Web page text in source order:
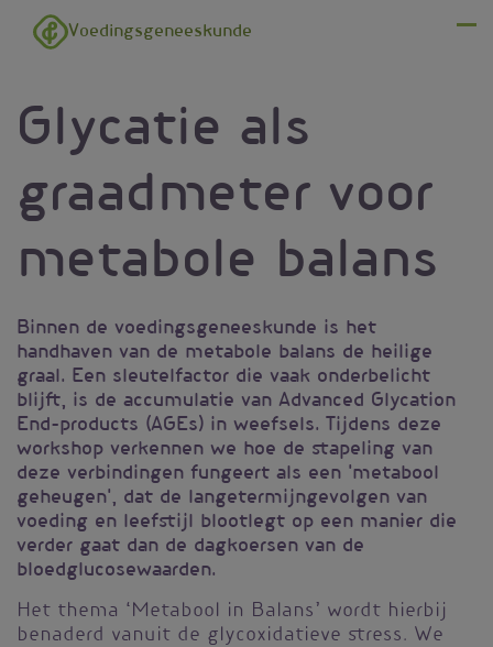
Overslaan en naar de inhoud gaan
Voedingsgeneeskunde
Glycatie als
graadmeter voor
metabole balans
Binnen de voedingsgeneeskunde is het
handhaven van de metabole balans de heilige
graal. Een sleutelfactor die vaak onderbelicht
blijft, is de accumulatie van Advanced Glycation
End-products (AGEs) in weefsels. Tijdens deze
workshop verkennen we hoe de stapeling van
deze verbindingen fungeert als een 'metabool
geheugen', dat de langetermijngevolgen van
voeding en leefstijl blootlegt op een manier die
verder gaat dan de dagkoersen van de
bloedglucosewaarden.
Het thema ‘Metabool in Balans’ wordt hierbij
benaderd vanuit de glycoxidatieve stress. We